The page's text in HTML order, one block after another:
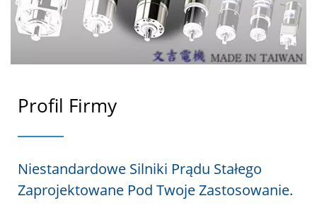
Profil Firmy
Niestandardowe Silniki Prądu Stałego
Zaprojektowane Pod Twoje Zastosowanie.